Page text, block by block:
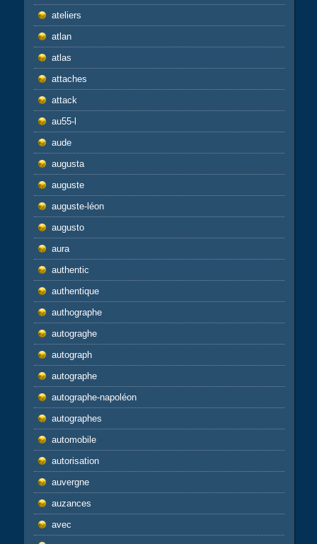
ateliers
atlan
atlas
attaches
attack
au55-l
aude
augusta
auguste
auguste-léon
augusto
aura
authentic
authentique
authographe
autograghe
autograph
autographe
autographe-napoléon
autographes
automobile
autorisation
auvergne
auzances
avec